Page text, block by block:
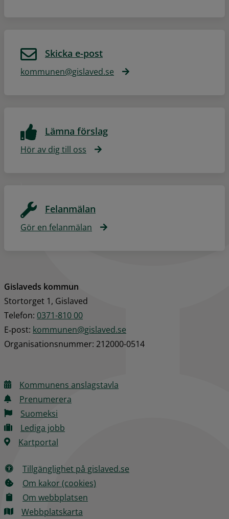
Skicka e-post
kommunen@gislaved.se
Lämna förslag
Hör av dig till oss
Felanmälan
Gör en felanmälan
Gislaveds kommun
Stortorget 1, Gislaved
Telefon: 0371-810 00
E‑post: kommunen@gislaved.se
Organisationsnummer: 212000-0514
Kommunens anslagstavla
Prenumerera
Suomeksi
Lediga jobb
Kartportal
Tillgänglighet på gislaved.se
Om kakor (cookies)
Om webbplatsen
Webbplatskarta